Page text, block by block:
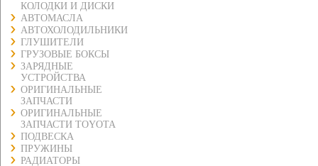
КОЛОДКИ И ДИСКИ
АВТОМАСЛА
АВТОХОЛОДИЛЬНИКИ
ГЛУШИТЕЛИ
ГРУЗОВЫЕ БОКСЫ
ЗАРЯДНЫЕ
УСТРОЙСТВА
ОРИГИНАЛЬНЫЕ
ЗАПЧАСТИ
ОРИГИНАЛЬНЫЕ
ЗАПЧАСТИ TOYOTA
ПОДВЕСКА
ПРУЖИНЫ
РАДИАТОРЫ